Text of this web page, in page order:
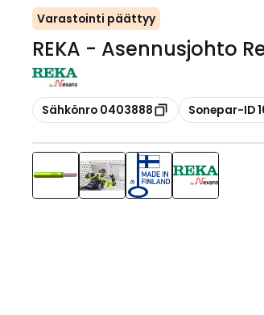
Varastointi päättyy
REKA - Asennusjohto
Kopioi
Sähkönro 0403888 Kopioi
Sonepar-ID